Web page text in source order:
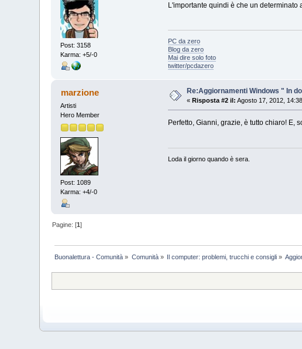
Post: 3158
Karma: +5/-0
L'importante quindi è che un determinato
PC da zero
Blog da zero
Mai dire solo foto
twitter/pcdazero
marzione
Artisti
Hero Member
Post: 1089
Karma: +4/-0
Re:Aggiornamenti Windows " In
« Risposta #2 il: Agosto 17, 2012,
Perfetto, Gianni, grazie, è tutto chiaro! E,
Loda il giorno quando è sera.
Pagine: [1]
Buonalettura - Comunità » Comunità» Il computer: problemi, trucchi e consigli »